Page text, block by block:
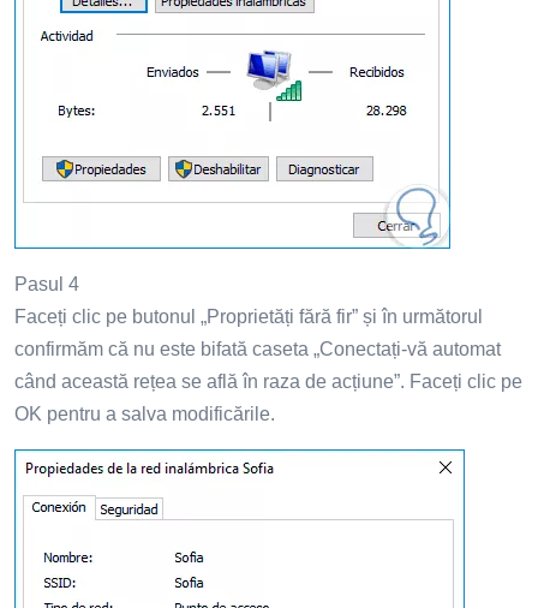
Pasul 4
Faceți clic pe butonul „Proprietăți fără fir” și în următorul
confirmăm că nu este bifată caseta „Conectați-vă automat
când această rețea se află în raza de acțiune”. Faceți clic pe
OK pentru a salva modificările.